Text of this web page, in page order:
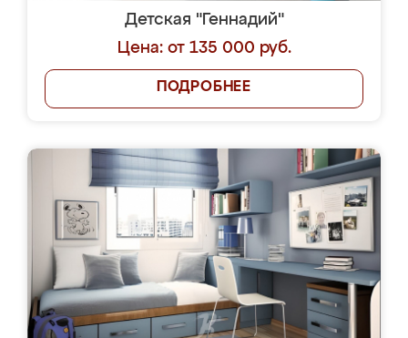
Детская "Геннадий"
Цена: от 135 000 руб.
ПОДРОБНЕЕ